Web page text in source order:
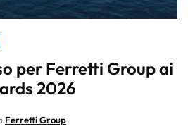
per Ferretti Group ai
2026
Ferretti Group